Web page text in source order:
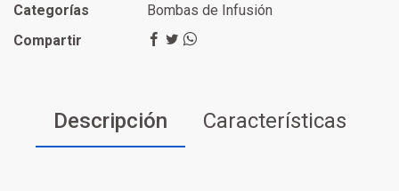
Categorías
Bombas de Infusión
Compartir
Descripción Características